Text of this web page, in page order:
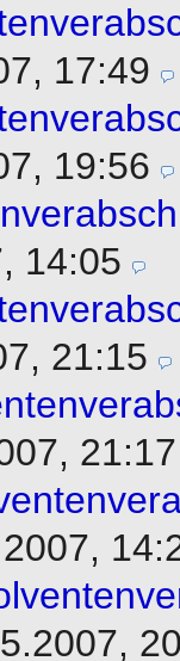
17:49
19:56
14:05
21:15
21:17